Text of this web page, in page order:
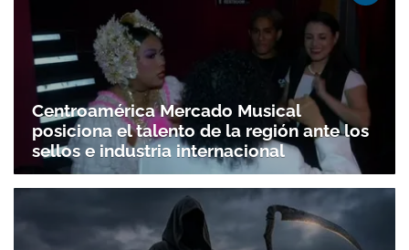
Centroamérica Mercado Musical
posiciona el talento de la región ante los
sellos e industria internacional